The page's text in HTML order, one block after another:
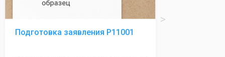
Подготовка заявления Р11001